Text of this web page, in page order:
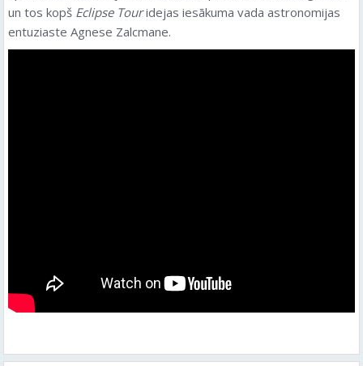
un tos kopš Eclipse Touridejas iesākuma vada astronomijas
entuziaste Agnese Zalcmane.